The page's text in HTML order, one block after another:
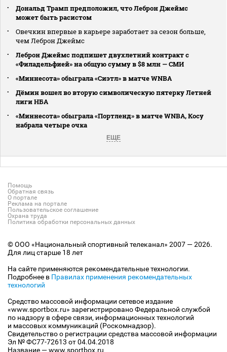
Дональд Трамп предположил, что Леброн Джеймс
может быть расистом
Овечкин впервые в карьере заработает за сезон больше,
чем Леброн Джеймс
Леброн Джеймс подпишет двухлетний контракт с
«Филадельфией» на общую сумму в $8 млн — СМИ
«Миннесота» обыграла «Сиэтл» в матче WNBA
Дёмин вошел во вторую символическую пятерку Летней
лиги НБА
«Миннесота» обыграла «Портленд» в матче WNBA, Косу
набрала четыре очка
ЕЩЕ
Помощь
Обратная связь
О портале
Реклама на портале
Пользовательское соглашение
Охрана труда
Политика обработки персональных данных
© ООО «Национальный спортивный телеканал» 2007 — 2026.
Для лиц старше 18 лет
На сайте применяются рекомендательные технологии.
Подробнее в Правилах применения рекомендательных
технологий
Средство массовой информации сетевое издание
«www.sportbox.ru» зарегистрировано Федеральной службой
по надзору в сфере связи, информационных технологий
и массовых коммуникаций (Роскомнадзор).
Свидетельство о регистрации средства массовой информации
Эл № ФС77-72613 от 04.04.2018
Название — www.sportbox.ru